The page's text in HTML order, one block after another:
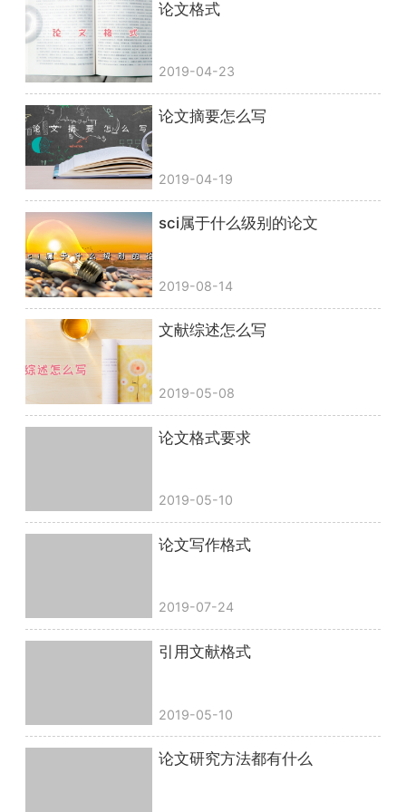
论文格式
2019-04-23
论文摘要怎么写
2019-04-19
sci属于什么级别的论文
2019-08-14
文献综述怎么写
2019-05-08
论文格式要求
2019-05-10
论文写作格式
2019-07-24
引用文献格式
2019-05-10
论文研究方法都有什么